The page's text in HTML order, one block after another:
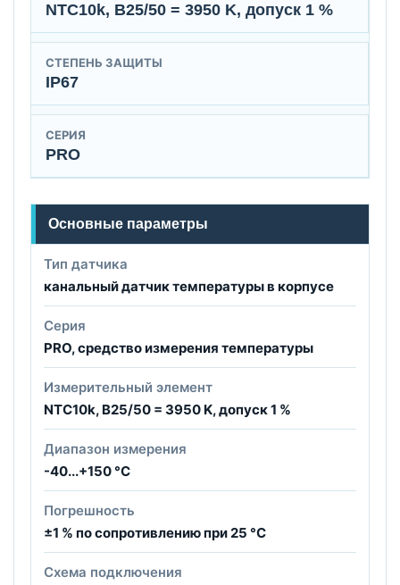
NTC10k, B25/50 = 3950 K, допуск 1 %
СТЕПЕНЬ ЗАЩИТЫ
IP67
СЕРИЯ
PRO
Основные параметры
Тип датчика
канальный датчик температуры в корпусе
Серия
PRO, средство измерения температуры
Измерительный элемент
NTC10k, B25/50 = 3950 K, допуск 1 %
Диапазон измерения
-40...+150 °C
Погрешность
±1 % по сопротивлению при 25 °C
Схема подключения